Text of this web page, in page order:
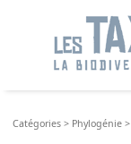
Catégories > Phylogénie >